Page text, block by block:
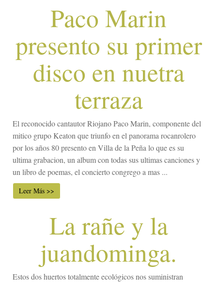
Paco Marin
presento su primer
disco en nuetra
terraza
El reconocido cantautor Riojano Paco Marin, componente del
mitico grupo Keaton que triunfo en el panorama rocanrolero
por los años 80 presento en Villa de la Peña lo que es su
ultima grabacion, un album con todas sus ultimas canciones y
un libro de poemas, el concierto congrego a mas ...
Leer Más >>
La rañe y la
juandominga.
Estos dos huertos totalmente ecológicos nos suministran